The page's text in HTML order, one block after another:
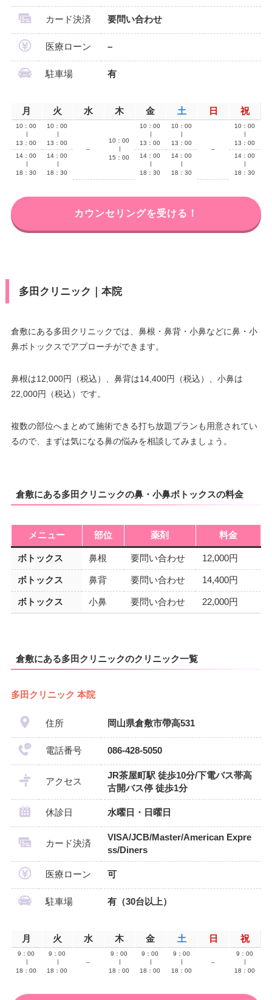
カード決済 要問い合わせ
医療ローン –
駐車場 有
月 火 水 木 金 土 日 祝
10：00
13：00
10：00
13：00
–
10：00
15：00
10：00
13：00
10：00
13：00
–
10：00
13：00
14：00
18：30
14：00
18：30
14：00
18：30
14：00
18：30
14：00
18：30
カウンセリングを受ける！
多田クリニック｜本院
倉敷にある多田クリニックでは、鼻根・鼻背・小鼻などに鼻・小
鼻ボトックスでアプローチができます。
鼻根は12,000円（税込）、鼻背は14,400円（税込）、小鼻は
22,000円（税込）です。
複数の部位へまとめて施術できる打ち放題プランも用意されてい
るので、まずは気になる鼻の悩みを相談してみましょう。
倉敷にある多田クリニックの鼻・小鼻ボトックスの料金
メニュー 部位 薬剤 料金
ボトックス 鼻根 要問い合わせ 12,000円
ボトックス 鼻背 要問い合わせ 14,400円
ボトックス 小鼻 要問い合わせ 22,000円
倉敷にある多田クリニックのクリニック一覧
多田クリニック 本院
住所 岡山県倉敷市帶高531
電話番号 086-428-5050
アクセス
JR茶屋町駅 徒歩10分/下電バス帯高
古開バス停 徒歩1分
休診日 水曜日・日曜日
カード決済
VISA/JCB/Master/American Expre
ss/Diners
医療ローン 可
駐車場 有（30台以上）
月 火 水 木 金 土 日 祝
9：00
18：00
9：00
18：00
–
9：00
18：00
9：00
18：00
9：00
18：00
–
9：00
18：00